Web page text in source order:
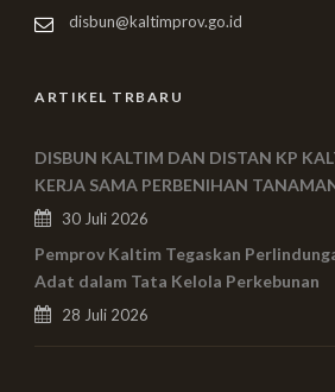
disbun@kaltimprov.go.id
ARTIKEL TRBARU
DISBUN KALTIM DAN DISTAN KP
KERJA SAMA PERBENIHAN
30 Juli 2026
Pemprov Kaltim Tegaskan
Adat dalam Tata Kelola Perkebunan
28 Juli 2026